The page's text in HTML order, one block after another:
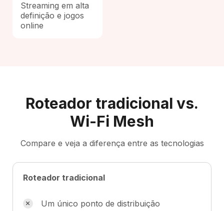
Streaming em alta
definição e jogos
online
Roteador tradicional vs.
Wi-Fi Mesh
Compare e veja a diferença entre as tecnologias
Roteador tradicional
Um único ponto de distribuição